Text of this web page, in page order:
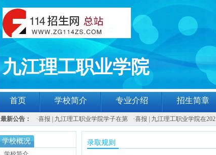
九江理工职业学院
首页 学校简介 专业介绍 招生简章
最新公告： ·喜报 | 九江理工职业学院学子在第 ·喜报 | 九江理工职业学院在202
学校概况 录取规则